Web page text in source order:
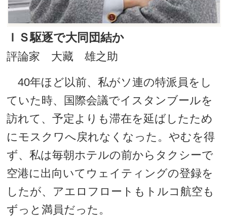
ＩＳ駆逐で大同団結か
評論家 大藏 雄之助
40年ほど以前、私がソ連の特派員をし
ていた時、国際会議でイスタンブールを
訪れて、予定よりも滞在を延ばしたため
にモスクワへ戻れなくなった。やむを得
ず、私は毎朝ホテルの前からタクシーで
空港に出向いてウェイティングの登録を
したが、アエロフロートもトルコ航空も
ずっと満員だった。